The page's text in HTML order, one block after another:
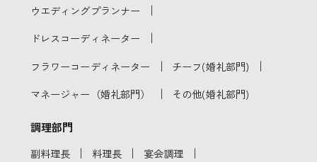
ウエディングプランナー ｜
ドレスコーディネーター ｜
フラワーコーディネーター ｜ チーフ(婚礼部門) ｜
マネージャー（婚礼部門） ｜ その他(婚礼部門)
調理部門
副料理長 ｜ 料理長 ｜ 宴会調理 ｜